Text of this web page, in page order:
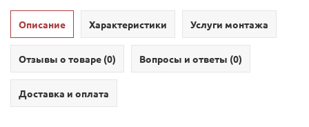
Описание Характеристики Услуги монтажа
Отзывы о товаре (0) Вопросы и ответы (0)
Доставка и оплата